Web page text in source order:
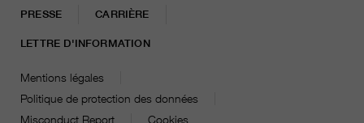
PRESSE CARRIÈRE
LETTRE D'INFORMATION
Mentions légales
Politique de protection des données
Misconduct Report
Cookies